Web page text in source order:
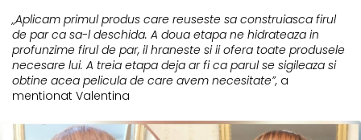
„Aplicam primul produs care reuseste sa construiasca firul
de par ca sa-l deschida. A doua etapa ne hidrateaza in
profunzime firul de par, il hraneste si ii ofera toate produsele
necesare lui. A treia etapa deja ar fi ca parul se sigileaza si
obtine acea pelicula de care avem necesitate”, a
mentionat Valentina